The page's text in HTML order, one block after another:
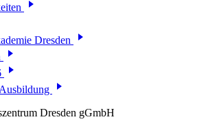
Dresden
Dresden gGmbH